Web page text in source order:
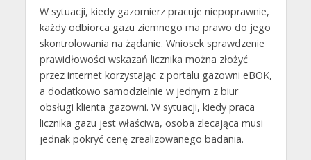
W sytuacji, kiedy gazomierz pracuje niepoprawnie,
każdy odbiorca gazu ziemnego ma prawo do jego
skontrolowania na żądanie. Wniosek sprawdzenie
prawidłowości wskazań licznika można złożyć
przez internet korzystając z portalu gazowni eBOK,
a dodatkowo samodzielnie w jednym z biur
obsługi klienta gazowni. W sytuacji, kiedy praca
licznika gazu jest właściwa, osoba zlecająca musi
jednak pokryć cenę zrealizowanego badania.